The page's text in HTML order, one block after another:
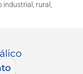
rural,